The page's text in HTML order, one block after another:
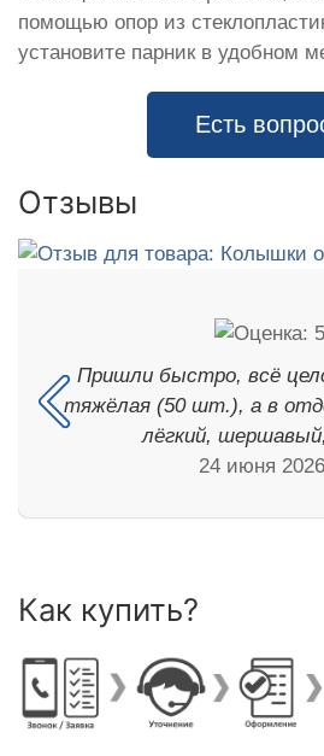
помощью опор из
установите парник в удобном
Есть
Отзывы
Пришли быстро, всё
тяжёлая (50 шт.), а в
лёгкий,
24 июня 2026
Как купить?